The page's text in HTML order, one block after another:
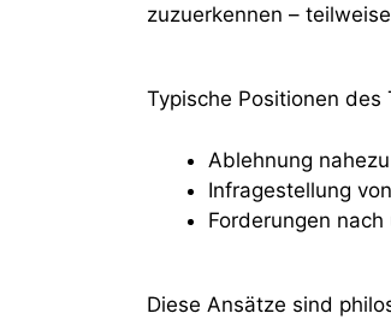
zuzuerkennen –
Typische Positionen des
Ablehnung
Infragestellung
Forderungen
Diese Ansätze sind